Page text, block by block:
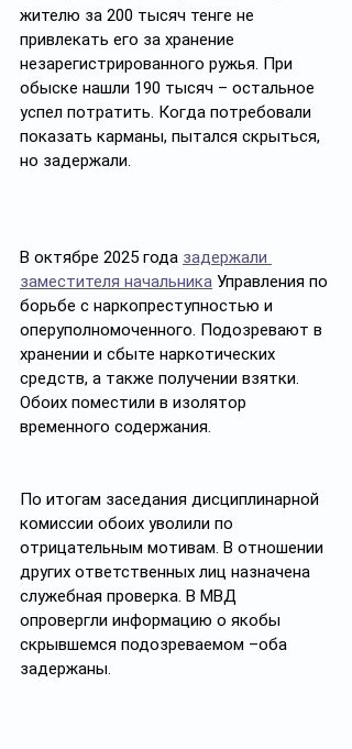
жителю за 200 тысяч тенге не
привлекать его за хранение
незарегистрированного ружья. При
обыске нашли 190 тысяч – остальное
успел потратить. Когда потребовали
показать карманы, пытался скрыться,
но задержали.
В октябре 2025 года задержали
заместителя начальника Управления по
борьбе с наркопреступностью и
оперуполномоченного. Подозревают в
хранении и сбыте наркотических
средств, а также получении взятки.
Обоих поместили в изолятор
временного содержания.
По итогам заседания дисциплинарной
комиссии обоих уволили по
отрицательным мотивам. В отношении
других ответственных лиц назначена
служебная проверка. В МВД
опровергли информацию о якобы
скрывшемся подозреваемом –оба
задержаны.